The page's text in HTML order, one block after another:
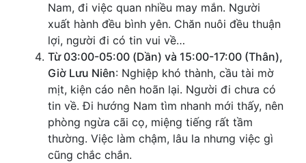
Nam, đi việc quan nhiều may mắn. Người
xuất hành đều bình yên. Chăn nuôi đều thuận
lợi, người đi có tin vui về…
Từ 03:00-05:00 (Dần) và 15:00-17:00 (Thân),
Giờ Lưu Niên: Nghiệp khó thành, cầu tài mờ
mịt, kiện cáo nên hoãn lại. Người đi chưa có
tin về. Đi hướng Nam tìm nhanh mới thấy, nên
phòng ngừa cãi cọ, miệng tiếng rất tầm
thường. Việc làm chậm, lâu la nhưng việc gì
cũng chắc chắn.